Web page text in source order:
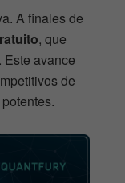
A finales de
, que
. Este avance
de